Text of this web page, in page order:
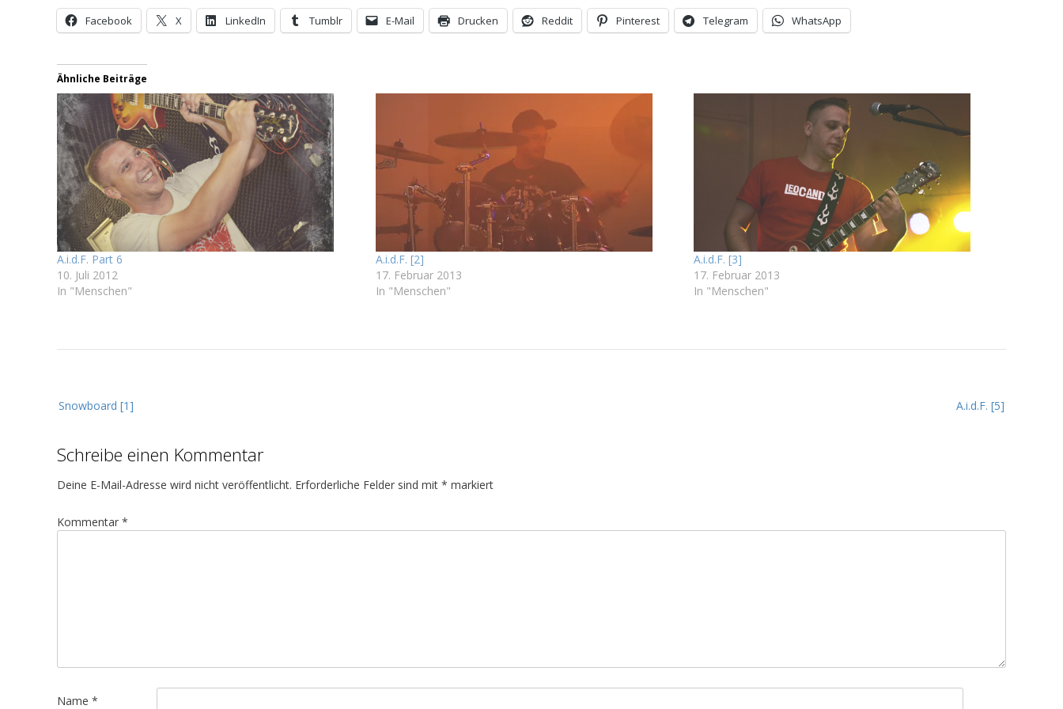
Facebook X LinkedIn Tumblr E-Mail Drucken Reddit Pinterest Telegram WhatsApp
Ähnliche Beiträge
A.i.d.F. Part 6
10. Juli 2012
In "Menschen"
A.i.d.F. [2]
17. Februar 2013
In "Menschen"
A.i.d.F. [3]
17. Februar 2013
In "Menschen"
e
t
r
g
g
t
A.i.d.F. [5]
Snowboard [1]
Schreibe einen Kommentar
Deine E-Mail-Adresse wird nicht veröffentlicht. Erforderliche Felder sind mit * markiert
Kommentar *
Name *